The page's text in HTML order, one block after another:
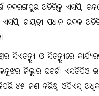
ନବରଙ୍ଗପୁର ଅତିରିକ୍ତ ଏସପି,
ଏସପି, ଗାୟତ୍ରୀ ପ୍ରଧାନ ଭଦ୍ରକ
ସିଏଡବ୍ଲ୍ୟୁ ଓ ସିଡବ୍ଲ୍ୟୁରେ
କେନ୍ଦୁଝର ଜିଲ୍ଲାର ଘଟଗାଁ ଏସଡିପିଓ
୪୫ ଜଣ ବରିଷ୍ଠ ଓପିଏସ୍